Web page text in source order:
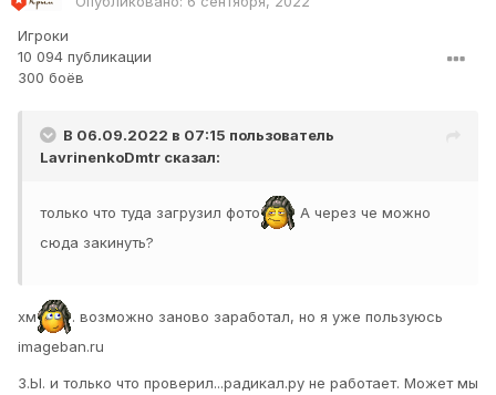
Игроки
10 094 публикации
300 боёв
В 06.09.2022 в 07:15 пользователь
LavrinenkoDmtr сказал:
только что туда загрузил фото
А через че можно
сюда закинуть?
хм
. возможно заново заработал, но я уже пользуюсь
imageban.ru
З.Ы. и только что проверил...радикал.ру не работает. Может мы